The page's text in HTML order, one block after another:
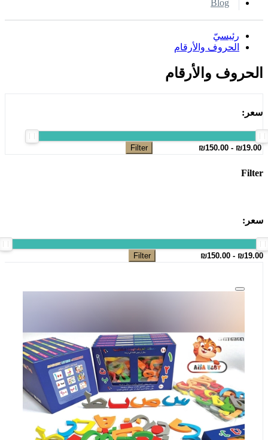
Blog
رئيسيّ
الحروف والأرقام
الحروف والأرقام
سعر:
Filter
Filter
سعر:
Filter